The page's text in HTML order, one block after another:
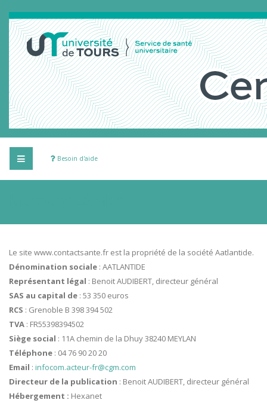
Besoin d'aide
Le site www.contactsante.fr est la propriété de la société Aatlantide.
Dénomination sociale : AATLANTIDE
Représentant légal : Benoit AUDIBERT, directeur général
SAS au capital de : 53 350 euros
RCS : Grenoble B 398 394 502
TVA : FR55398394502
Siège social : 11A chemin de la Dhuy 38240 MEYLAN
Téléphone : 04 76 90 20 20
Email : infocom.acteur-fr@cgm.com
Directeur de la publication : Benoit AUDIBERT, directeur général
Hébergement : Hexanet